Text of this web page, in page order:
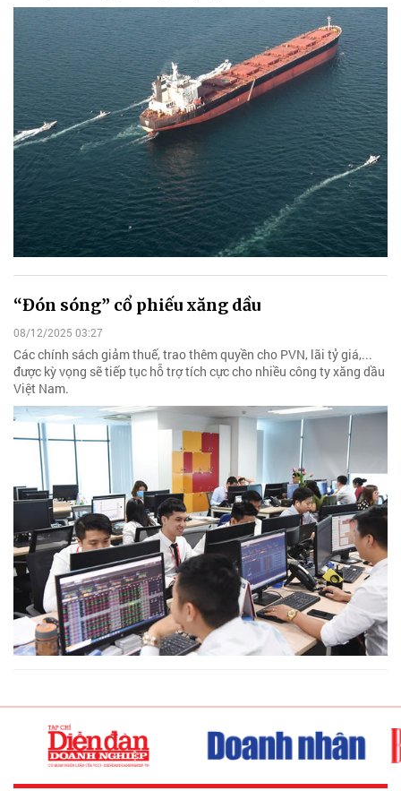
“Đón sóng” cổ phiếu xăng dầu
08/12/2025 03:27
Các chính sách giảm thuế, trao thêm quyền cho PVN, lãi tỷ giá,...
được kỳ vọng sẽ tiếp tục hỗ trợ tích cực cho nhiều công ty xăng dầu
Việt Nam.